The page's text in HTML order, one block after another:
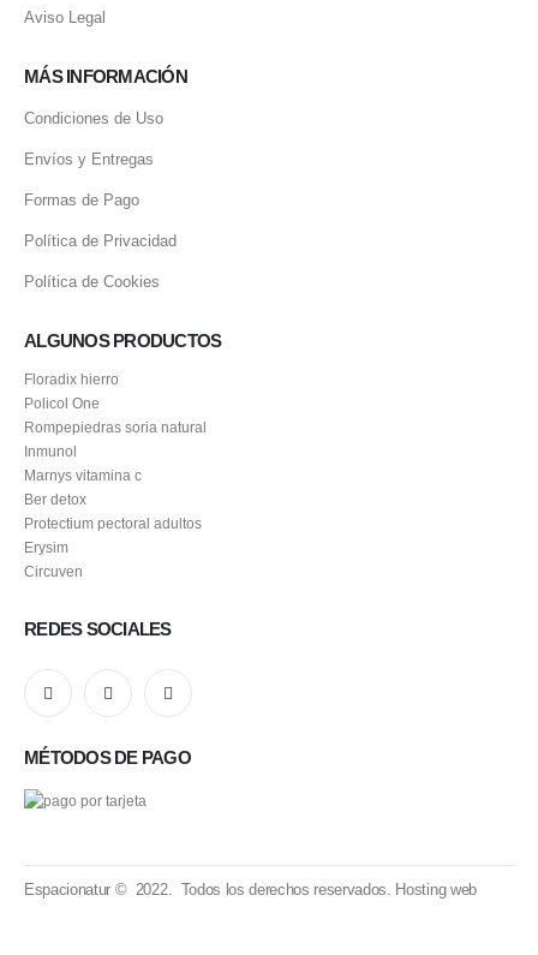
Aviso Legal
MÁS INFORMACIÓN
Condiciones de Uso
Envíos y Entregas
Formas de Pago
Política de Privacidad
Política de Cookies
ALGUNOS PRODUCTOS
Floradix hierro
Policol One
Rompepiedras soria natural
Inmunol
Marnys vitamina c
Ber detox
Protectium pectoral adultos
Erysim
Circuven
REDES SOCIALES
MÉTODOS DE PAGO
Espacionatur © 2022. Todos los derechos reservados. Hosting web